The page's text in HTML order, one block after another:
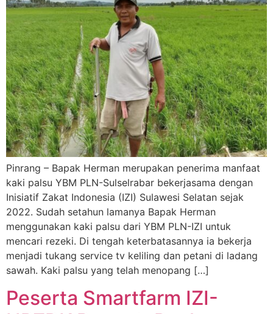
Pinrang – Bapak Herman merupakan penerima manfaat
kaki palsu YBM PLN-Sulselrabar bekerjasama dengan
Inisiatif Zakat Indonesia (IZI) Sulawesi Selatan sejak
2022. Sudah setahun lamanya Bapak Herman
menggunakan kaki palsu dari YBM PLN-IZI untuk
mencari rezeki. Di tengah keterbatasannya ia bekerja
menjadi tukang service tv keliling dan petani di ladang
sawah. Kaki palsu yang telah menopang […]
Peserta Smartfarm IZI-